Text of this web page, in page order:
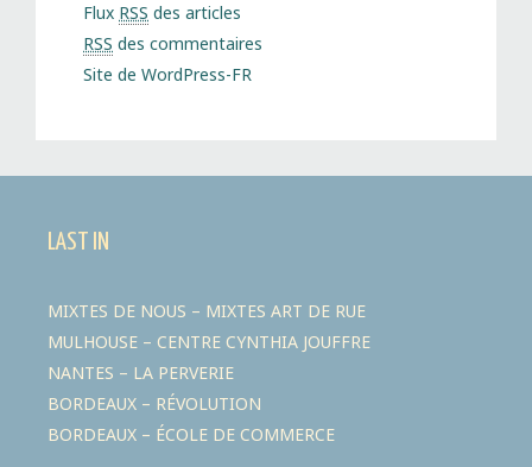
Flux RSS des articles
RSS des commentaires
Site de WordPress-FR
LAST IN
MIXTES DE NOUS – MIXTES ART DE RUE
MULHOUSE – CENTRE CYNTHIA JOUFFRE
NANTES – LA PERVERIE
BORDEAUX – RÉVOLUTION
BORDEAUX – ÉCOLE DE COMMERCE